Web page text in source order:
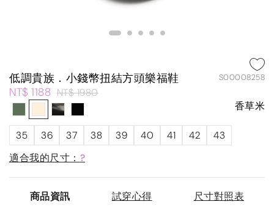
低調貴族．小錢幣扭結方頭樂福鞋 S00008258
NT$ 1188 NT$ 1980
香草米
35 36 37 38 39 40 41 42
43
適合我的尺寸： ?
商品資訊 試穿心得 尺寸對照表